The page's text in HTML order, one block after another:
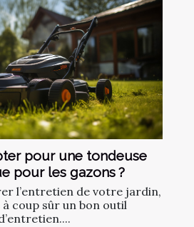
pour une tondeuse
pour les gazons ?
l’entretien de votre jardin,
coup sûr un bon outil